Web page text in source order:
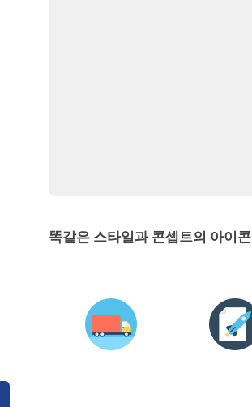
똑같은 스타일과 콘셉트의 아이콘